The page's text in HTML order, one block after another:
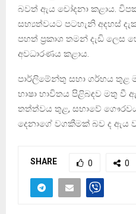
බවත් ඇය චෝදනා කළාය.
සභ්‍යත්වයට පටහැනි අදහස්
පහත් ප්‍රකාශ තමන් දැඩි ලෙස
අවධාරණය කළාය.
පාර්ලිමේන්තු සභා ගර්භය තුළ
භාෂා භාවිතය පිළිබඳව මතු වී
තත්ත්වය තුළ, සභාවේ
දෙනාගේ වගකීමක් බව ද ඇය
SHARE 0 0